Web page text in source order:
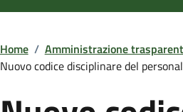
Home / Amministrazione
Nuovo codice disciplinare del